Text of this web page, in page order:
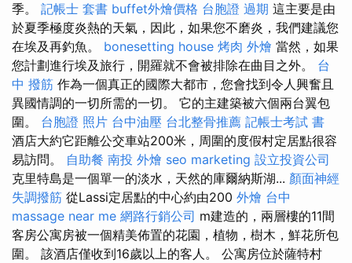
季。 記帳士 套書 buffet外燴價格 台胞證 過期 這主要是由
於夏季極度炎熱的天氣，因此，如果您不磨炎，我們建議您
在埃及再釣魚。 bonesetting house 烤肉 外燴 當然，如果
您計劃進行埃及旅行，開羅就不會被排除在曲目之外。 台
中 撥筋 作為一個真正的國際大都市，您會找到令人興奮且
異國情調的一切所需的一切。 它的主建築被六個兩台翼包
圍。 台胞證 照片 台中油壓 台北整骨推薦 記帳士考試 書
酒店大約它距離公交車站200米，周圍的度假村定居點很容
易訪問。 自助餐 南投 外燴 seo marketing 設立投資公司
克里特島是一個單一的淡水，天然的庫爾納斯湖... 顏面神經
失調撥筋 從Lassi定居點的中心約由200 外燴 台中
massage near me 網路行銷公司 m建造的，兩層樓的11間
客房公寓房被一個精美佈置的花園，植物，樹木，鮮花所包
圍。 該酒店僅收到16歲以上的客人。 公寓房位於薩特村